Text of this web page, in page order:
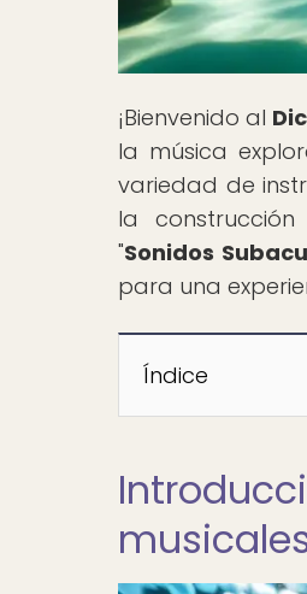
¡Bienvenido al
la música
variedad de
la
"Sonidos
para una
Índice